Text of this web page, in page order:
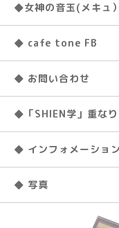
◆女神の音玉(メキュ）
◆ cafe tone FB
◆ お問い合わせ
◆「SHIEN学」重な
◆ インフォメーション
◆ 写真